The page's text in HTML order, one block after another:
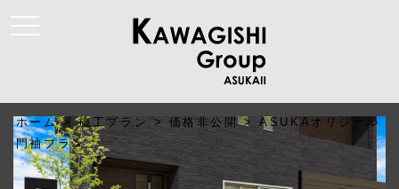
t
o
n
a
v
i
g
a
t
ホーム>施工プラン >価格非公開>ASUKAオリジナル
門袖プラン